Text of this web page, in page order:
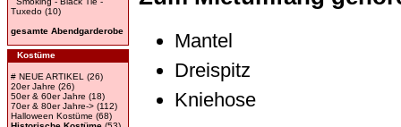
Tuxedo (10)
gesamte Abendgarderobe
Kostüme
# NEUE ARTIKEL
(26)
20er Jahre (26)
50er & 60er Jahre (18)
70er & 80er Jahre-> (112)
Halloween Kostüme (68)
Mantel
Dreispitz
Kniehose